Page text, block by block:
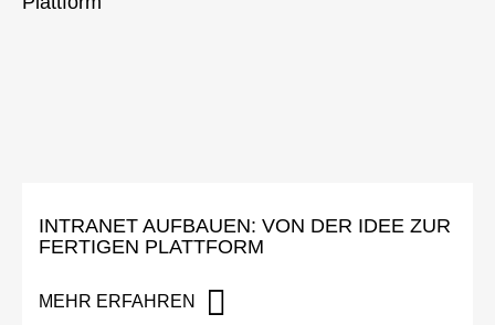
INTRANET AUFBAUEN: VON DER IDEE ZUR
FERTIGEN PLATTFORM
MEHR ERFAHREN